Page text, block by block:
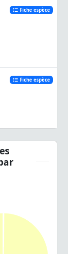
Fiche espèce
Fiche espèce